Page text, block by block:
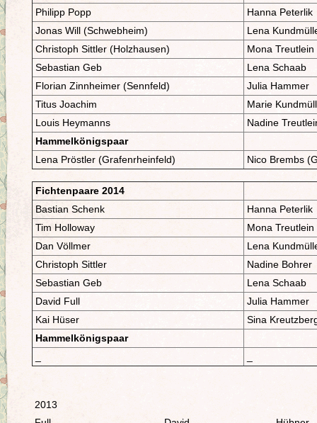
Philipp Popp
Hanna Peterlik
Jonas Will (Schwebheim)
Lena
Christoph Sittler (Holzhausen)
Mona Treutlein
Sebastian Geb
Lena Schaab
Florian Zinnheimer (Sennfeld)
Julia Hammer
Titus Joachim
Marie
Louis Heymanns
Nadine
Hammelkönigspaar
Lena Pröstler (Grafenrheinfeld)
Nico Brembs
Fichtenpaare 2014
Bastian Schenk
Hanna Peterlik
Tim Holloway
Mona Treutlein
Dan Völlmer
Lena
Christoph Sittler
Nadine Bohrer
Sebastian Geb
Lena Schaab
David Full
Julia Hammer
Kai Hüser
Sina
Hammelkönigspaar
2013